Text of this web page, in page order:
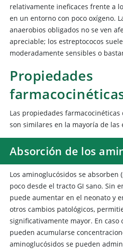
relativamente ineficaces frente a
en un entorno con poco oxígeno.
anaerobios obligados no se ven
apreciable; los estreptococos
moderadamente sensibles o
Propiedades
Las propiedades
son similares en la mayoría de las
Absorción de los
Los aminoglucósidos se absorben
poco desde el tracto GI sano. Sin
puede aumentar en el neonato y
otros cambios patológicos,
significativamente mayor. En
pueden acumularse
aminoglucósidos se pueden